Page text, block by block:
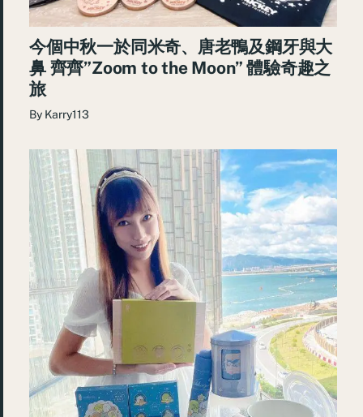
今個中秋一於同米奇、唐老鴨及鋼牙與大
鼻 齊齊”Zoom to the Moon” 體驗奇趣之
旅
By Karry113